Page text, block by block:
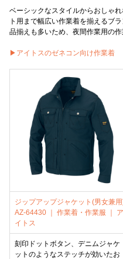
ベーシックなスタイルからおしゃ
ト用まで幅広い作業着を揃えるブ
品揃えも多いため、夜間作業用の
▶アイトスのゼネコン向け作業着
ジップアップジャケット(男女兼
AZ-64430 ｜ 作業着・作業服 ｜ ア
イトス
刻印ドットボタン、デニムジャケ
ットのようなステッチが効いたお